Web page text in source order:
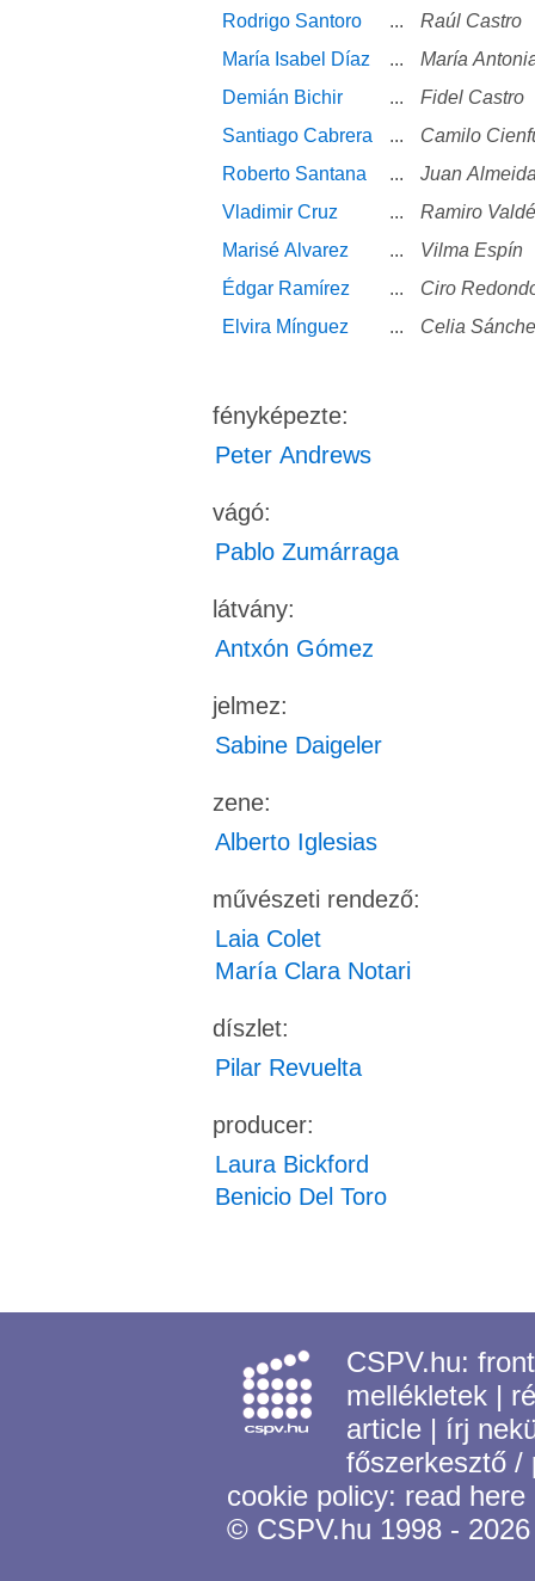
Rodrigo Santoro
...
Raúl Castro
María Isabel Díaz
...
María
Demián Bichir
...
Fidel Castro
Santiago Cabrera
...
Camilo
Roberto Santana
...
Juan
Vladimir Cruz
...
Ramiro
Marisé Alvarez
...
Vilma Espín
Édgar Ramírez
...
Ciro
Elvira Mínguez
... Celia
fényképezte:
Peter Andrews
vágó:
Pablo Zumárraga
látvány:
Antxón Gómez
jelmez:
Sabine Daigeler
zene:
Alberto Iglesias
művészeti rendező:
Laia Colet
María Clara Notari
díszlet:
Pilar Revuelta
producer:
Laura Bickford
Benicio Del Toro
CSPV.hu:
mellékletek |
article | írj
főszerkesztő
cookie policy: read here
© CSPV.hu 1998 - 2026